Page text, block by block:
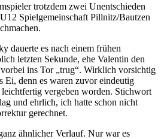
trotzdem zwei Unentschieden
Spielgemeinschaft Pillnitz/Bautzen
dauerte es nach einem frühen
letzten Sekunde, ehe Valentin den
ins Tor „trug“. Wirklich vorsichtig
Ei, denn es waren zuvor eindeutig
leichtfertig vergeben worden. Stichwort
und ehrlich, ich hatte schon nicht
gerechnet.
ähnlicher Verlauf. Nur war es